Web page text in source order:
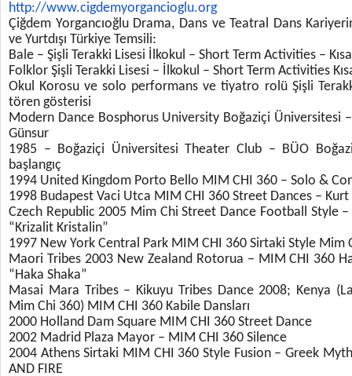
http://www.cigdemyorgancioglu.org
Çiğdem Yorgancıoğlu Drama, Dans ve Teatral Dans
ve Yurtdışı Türkiye Temsili:
Bale – Şişli Terakki Lisesi İlkokul – Short Term Activities –
Folklor Şişli Terakki Lisesi – İlkokul – Short Term Activities
Okul Korosu ve solo performans ve tiyatro rolü Şişli
tören gösterisi
Modern Dance Bosphorus University Boğaziçi Üniversitesi
Günsur
1985 – Boğaziçi Üniversitesi Theater Club – BÜO
başlangıç
1994 United Kingdom Porto Bello MIM CHI 360 – Solo &
1998 Budapest Vaci Utca MIM CHI 360 Street Dances –
Czech Republic 2005 Mim Chi Street Dance Football Style
“Krizalit Kristalin”
1997 New York Central Park MIM CHI 360 Sirtaki Style Mim
Maori Tribes 2003 New Zealand Rotorua – MIM CHI 360
“Haka Shaka”
Masai Mara Tribes – Kikuyu Tribes Dance 2008; Kenya
Mim Chi 360) MIM CHI 360 Kabile Dansları
2000 Holland Dam Square MIM CHI 360 Street Dance
2002 Madrid Plaza Mayor – MIM CHI 360 Silence
2004 Athens Sirtaki MIM CHI 360 Style Fusion – Greek
AND FIRE